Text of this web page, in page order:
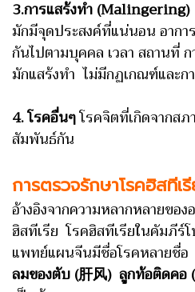
3.การแสร้งทำ (Malingering)
มักมีจุดประสงค์ที่แน่นอน อากา
กันไปตามบุคคล เวลา สถานที่
มักแสร้งทำ ไม่มีกฏเกณฑ์และ
4. โรคอื่นๆโรคจิตที่เกิดจากสภ
สัมพันธ์กัน
การตรวจรักษาโรคฮิสที
อ้างอิงจากความหลากหลายขอ
ฮิสทีเรีย โรคฮิสทีเรียในคัมภีร์
แพทย์แผนจีนมีชื่อโรคหลายชื่อ
ลมของตับ (肝风) ลูกท้อติดคอ (